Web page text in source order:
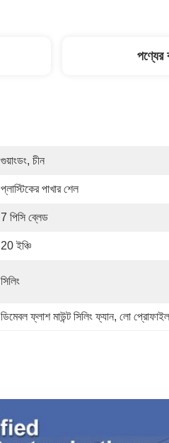
পণ্যের
গুয়াংডং, চীন
প্লাস্টিকের পাখার শেল
7 পিসি ব্লেড
20 ইঞ্চি
সিলিং
ডিমেবল ফ্লাশ মাউন্ট সিলিং ফ্যান, লো প্রোফাইল